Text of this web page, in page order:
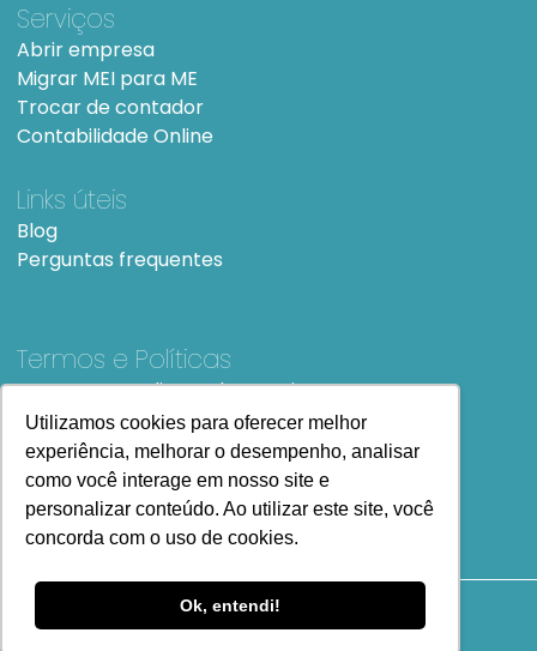
Utilizamos cookies para oferecer melhor
experiência, melhorar o desempenho, analisar
como você interage em nosso site e
personalizar conteúdo. Ao utilizar este site, você
concorda com o uso de cookies.
Ok, entendi!
Serviços
Abrir empresa
Migrar MEI para ME
Trocar de contador
Contabilidade Online
Links úteis
Blog
Perguntas frequentes
Termos e Políticas
Termos e condições de UsoSiteMap
Copyright
2023 Todos os Direitos